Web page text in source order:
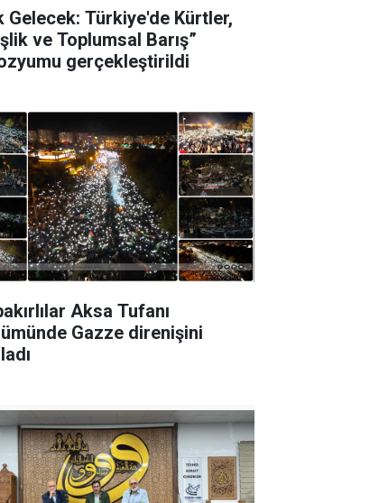
Gelecek: Türkiye'de Kürtler,
ve Toplumsal Barış”
gerçekleştirildi
Aksa Tufanı
Gazze direnişini